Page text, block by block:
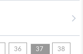
36 37 38